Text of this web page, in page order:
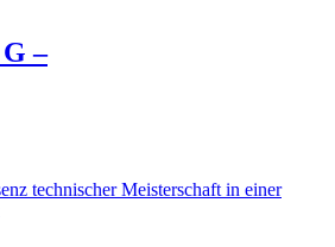
–
technischer Meisterschaft in einer